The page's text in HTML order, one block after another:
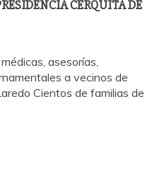
CERQUITA DE
asesorías,
a vecinos de
Cientos de familias de